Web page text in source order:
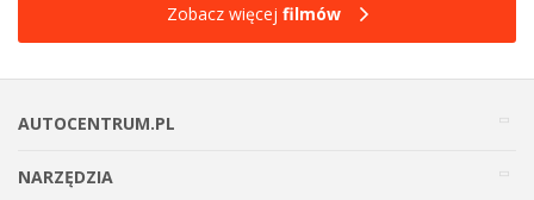
Zobacz więcej filmów
AUTOCENTRUM.PL
NARZĘDZIA